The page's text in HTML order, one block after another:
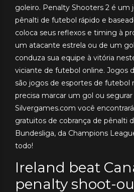
goleiro. Penalty Shooters 2 é um
pênalti de futebol rápido e
coloca seus reflexos e timing à
um atacante estrela ou de um
conduza sua equipe à vitória
viciante de futebol online. Jogos
são jogos de esportes de futebol
precisa marcar um gol ou segurar
Silvergames.com você
gratuitos de cobrança de pênalti
Bundesliga, da Champions
todo!
Ireland beat
penalty shoot-